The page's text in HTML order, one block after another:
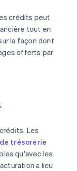
crédits peut
tout en
la façon dont
offerts par
Les
trésorerie
qu'avec les
a lieu